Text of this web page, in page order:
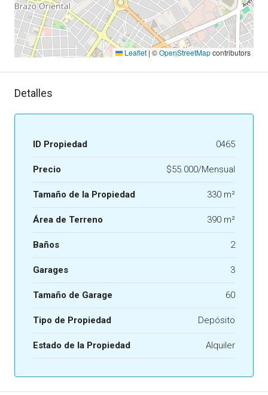
Leaflet |©OpenStreetMapcontributors
Detalles
ID Propiedad 0465
Precio $55.000/Mensual
Tamaño de la Propiedad 330 m²
Área de Terreno 390 m²
Baños 2
Garages 3
Tamaño de Garage 60
Tipo de Propiedad Depósito
Estado de la Propiedad Alquiler